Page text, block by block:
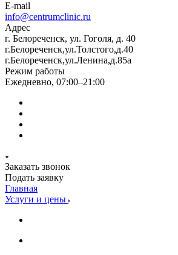
E-mail
info@centrumclinic.ru
Адрес
г. Белореченск, ул. Гоголя, д. 40
г.Белореченск,ул.Толстого,д.40
г.Белореченск,ул.Ленина,д.85а
Режим работы
Ежедневно, 07:00–21:00
Заказать звонок
Подать заявку
Главная
Услуги и цены